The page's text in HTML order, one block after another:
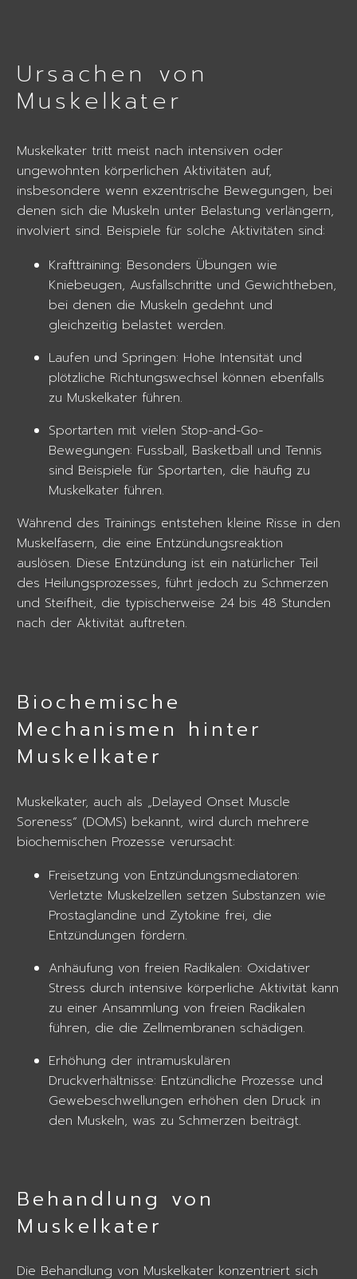
Ursachen von
Muskelkater
Muskelkater tritt meist nach intensiven oder
ungewohnten körperlichen Aktivitäten auf,
insbesondere wenn exzentrische Bewegungen, bei
denen sich die Muskeln unter Belastung verlängern,
involviert sind. Beispiele für solche Aktivitäten sind:
Krafttraining: Besonders Übungen wie
Kniebeugen, Ausfallschritte und Gewichtheben,
bei denen die Muskeln gedehnt und
gleichzeitig belastet werden.
Laufen und Springen: Hohe Intensität und
plötzliche Richtungswechsel können ebenfalls
zu Muskelkater führen.
Sportarten mit vielen Stop-and-Go-
Bewegungen: Fussball, Basketball und Tennis
sind Beispiele für Sportarten, die häufig zu
Muskelkater führen.
Während des Trainings entstehen kleine Risse in den
Muskelfasern, die eine Entzündungsreaktion
auslösen. Diese Entzündung ist ein natürlicher Teil
des Heilungsprozesses, führt jedoch zu Schmerzen
und Steifheit, die typischerweise 24 bis 48 Stunden
nach der Aktivität auftreten.
Biochemische
Mechanismen hinter
Muskelkater
Muskelkater, auch als „Delayed Onset Muscle
Soreness“ (DOMS) bekannt, wird durch mehrere
biochemischen Prozesse verursacht:
Freisetzung von Entzündungsmediatoren:
Verletzte Muskelzellen setzen Substanzen wie
Prostaglandine und Zytokine frei, die
Entzündungen fördern.
Anhäufung von freien Radikalen: Oxidativer
Stress durch intensive körperliche Aktivität kann
zu einer Ansammlung von freien Radikalen
führen, die die Zellmembranen schädigen.
Erhöhung der intramuskulären
Druckverhältnisse: Entzündliche Prozesse und
Gewebeschwellungen erhöhen den Druck in
den Muskeln, was zu Schmerzen beiträgt.
Behandlung von
Muskelkater
Die Behandlung von Muskelkater konzentriert sich